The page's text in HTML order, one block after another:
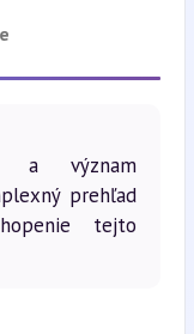
a význam
prehľad
tejto